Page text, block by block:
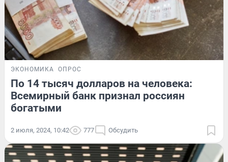
ЭКОНОМИКА ОПРОС
По 14 тысяч долларов на человека:
Всемирный банк признал россиян
богатыми
2 июля, 2024, 10:42 777 Обсудить